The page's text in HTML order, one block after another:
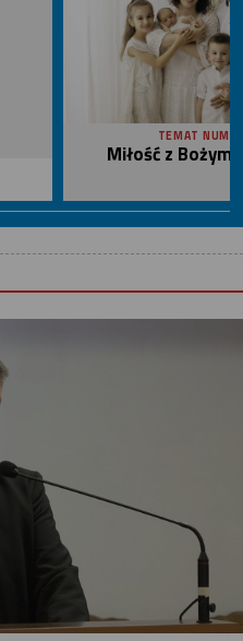
TEMAT
Miłość z